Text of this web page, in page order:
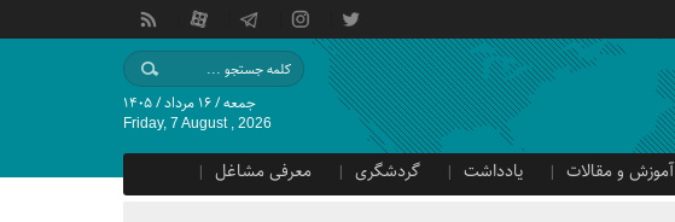
جمعه / ۱۶ مرداد / ۱۴۰۵
Friday, 7 August , 2026
آموزش و مقالات یادداشت گردشگری
معرفی مشاغل